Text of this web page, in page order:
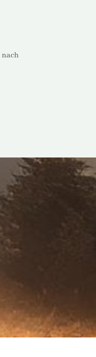
nach